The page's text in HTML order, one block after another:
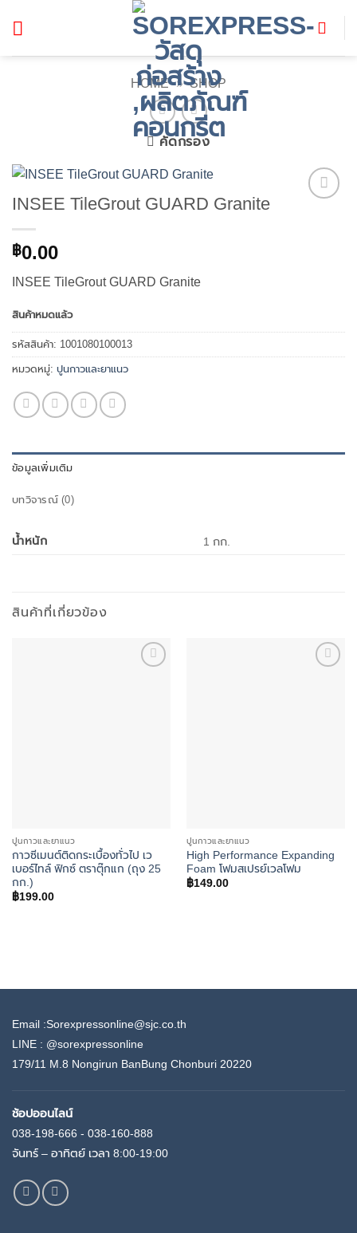
HOME » SHOP
คัดกรอง
INSEE TileGrout GUARD Granite
฿0.00
INSEE TileGrout GUARD Granite
สินค้าหมดแล้ว
รหัสสินค้า: 1001080100013
หมวดหมู่: ปูนกาวและยาแนว
ข้อมูลเพิ่มเติม
บทวิจารณ์ (0)
น้ำหนัก 1 กก.
สินค้าที่เกี่ยวข้อง
ปูนกาวและยาแนว
กาวซีเมนต์ติดกระเบื้องทั่วไป เว
เบอร์ไทล์ ฟิกซ์ ตราตุ๊กแก (ถุง 25
กก.)
฿199.00
ปูนกาวและยาแนว
High Performance Expanding
Foam โฟมสเปรย์เวลโฟม
฿149.00
Email :Sorexpressonline@sjc.co.th
LINE : @sorexpressonline
179/11 M.8 Nongirun BanBung Chonburi 20220
ช้อปออนไลน์
038-198-666 - 038-160-888
จันทร์ – อาทิตย์ เวลา 8:00-19:00